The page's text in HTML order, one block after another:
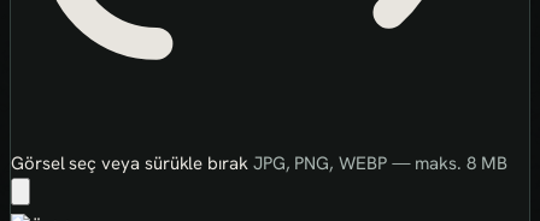
Görsel seç veya sürükle bırak JPG, PNG, WEBP — maks. 8 MB